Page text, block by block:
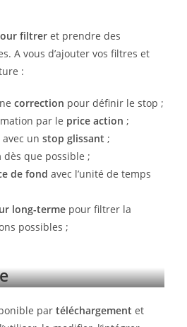
filtrer et prendre des
A vous d’ajouter vos filtres et
:
correction pour définir le stop ;
par le price action ;
avec unstop glissant ;
dès que possible ;
de fond avec l’unité de temps
long-terme pour filtrer la
possibles ;
partéléchargement et